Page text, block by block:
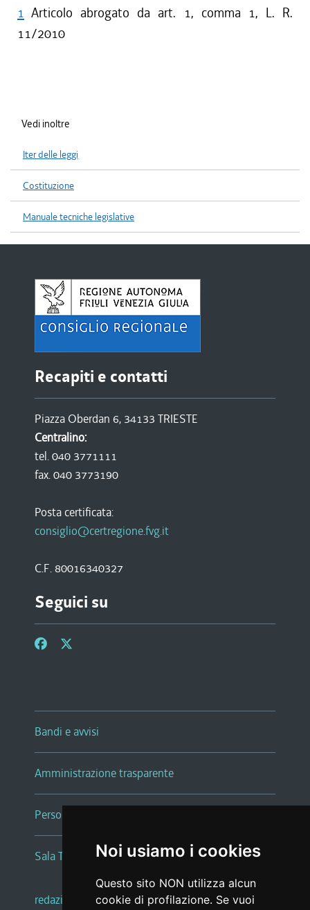
Noi usiamo i cookies
Questo sito NON utilizza alcun
cookie di profilazione. Se vuoi
1 Articolo abrogato da art. 1, comma 1, L. R.
11/2010
Vedi inoltre
Iter delle leggi
Costituzione
Manuale tecniche legislative
Recapiti e contatti
Piazza Oberdan 6, 34133 TRIESTE
Centralino:
tel. 040 3771111
fax. 040 3773190
Posta certificata:
consiglio@certregione.fvg.it
C.F. 80016340327
Seguici su
Bandi e avvisi
Amministrazione trasparente
Persone e Uffici
Sala Tiziano Tessitori
redazione web |note legali |glossario